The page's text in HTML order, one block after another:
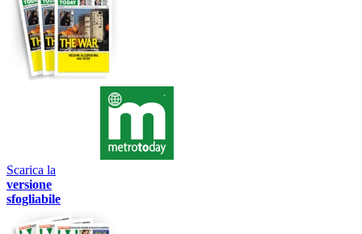
Scarica la
versione
sfogliabile